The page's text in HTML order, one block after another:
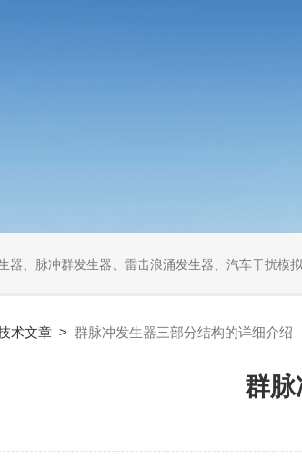
冲群发生器、雷击浪涌发生器、汽车干扰模拟器、组合式干扰发生器、
术文章 > 群脉冲发生器三部分结构的详细介绍
群脉